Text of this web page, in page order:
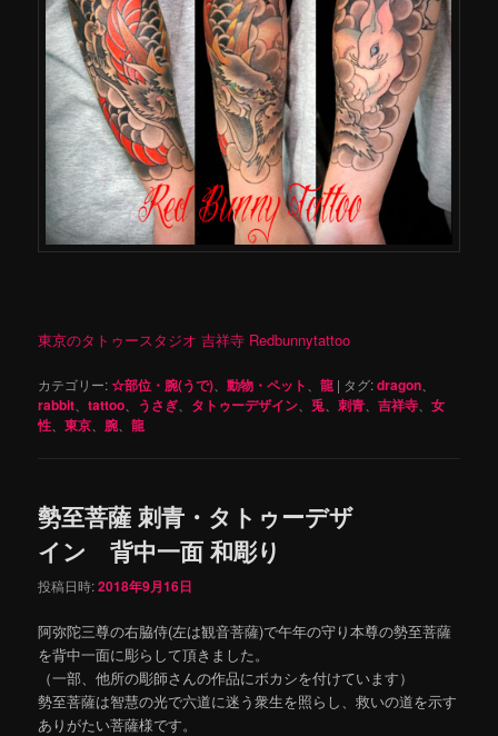
東京のタトゥースタジオ 吉祥寺 Redbunnytattoo
カテゴリー:☆部位・腕(うで) 、動物・ペット 、龍 | タグ:dragon
rabbit 、tattoo うさぎ タトゥーデザイン 、兎 、刺青 、吉祥寺 、女
性 、東京 腕 、龍
勢至菩薩 刺青・タトゥーデザ
イン 背中一面 和彫り
投稿日時:2018年9月16日
阿弥陀三尊の右脇侍(左は観音菩薩)で午年の守り本尊の勢至菩薩
を背中一面に彫らして頂きました。
（一部、他所の彫師さんの作品にボカシを付けています）
勢至菩薩は智慧の光で六道に迷う衆生を照らし、救いの道を示す
ありがたい菩薩様です。